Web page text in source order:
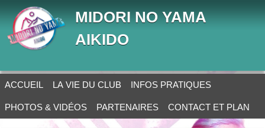
MIDORI NO YAMA
AIKIDO
ACCUEIL LA VIE DU CLUB INFOS PRATIQUES
PHOTOS & VIDÉOS PARTENAIRES CONTACT ET PLAN
Panneau de gestion des cookies